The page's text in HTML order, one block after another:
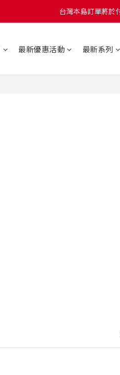
台灣本島訂單將於
台灣本島訂單將於
台灣本島訂單將
最新優惠活動 最新系列